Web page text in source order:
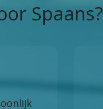
Spaans?